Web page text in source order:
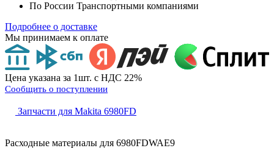
По России Транспортными компаниями
Подробнее о доставке
Мы принимаем к оплате
Цена указана за 1шт. с НДС 22%
Сообщить о поступлении
Запчасти для Makita 6980FD
Расходные материалы для 6980FDWAE9